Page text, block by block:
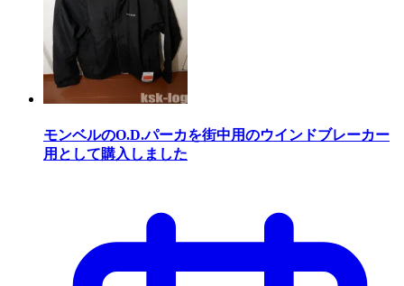
モンベルのO.D.パーカを街中用のウインドブレーカー
用として購入しました